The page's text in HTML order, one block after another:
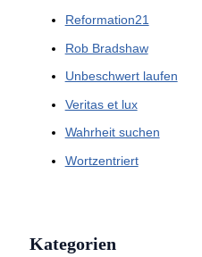
Reformation21
Rob Bradshaw
Unbeschwert laufen
Veritas et lux
Wahrheit suchen
Wortzentriert
Kategorien